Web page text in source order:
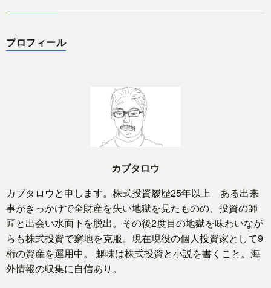
プロフィール
カブタロウ
カブタロウと申します。株式投資履歴25年以上 ある出来
事がきっかけで全財産を失い地獄を見たものの、投資の師
匠と出会い水面下を脱出。その後2度目の地獄を味わいなが
らも株式投資で窮地を克服。現在現役の個人投資家として9
桁の資産を運用中。 趣味は株式投資と小説を書くこと。海
外情報の収集に自信あり。